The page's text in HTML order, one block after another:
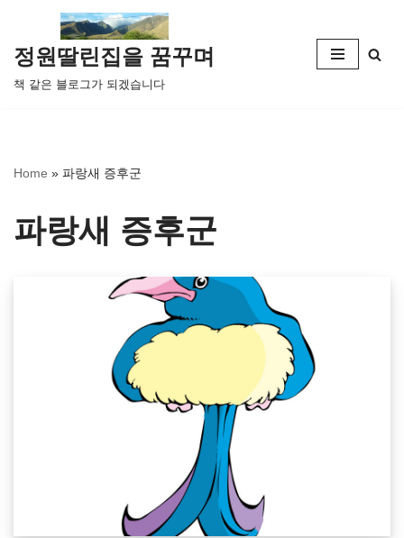
콘
텐
츠
뛰
정원딸린집을 꿈꾸며
책 같은 블로그가 되겠습니다
Home » 파랑새 증후군
파랑새 증후군